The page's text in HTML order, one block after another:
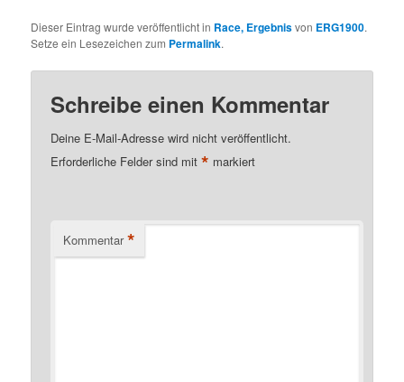
Dieser Eintrag wurde veröffentlicht in Race, Ergebnisvon ERG1900.
Setze ein Lesezeichen zum Permalink.
Schreibe einen Kommentar
Deine E-Mail-Adresse wird nicht veröffentlicht.
Erforderliche Felder sind mit* markiert
Kommentar *